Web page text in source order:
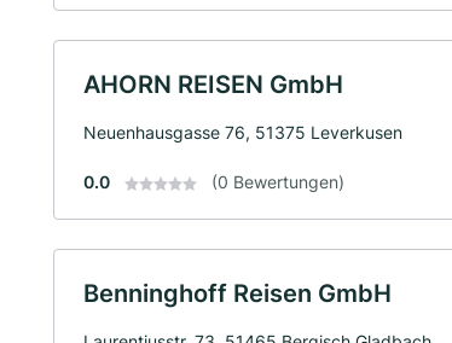
AHORN REISEN GmbH
Neuenhausgasse 76, 51375 Leverkusen
0.0 (0 Bewertungen)
Benninghoff Reisen GmbH